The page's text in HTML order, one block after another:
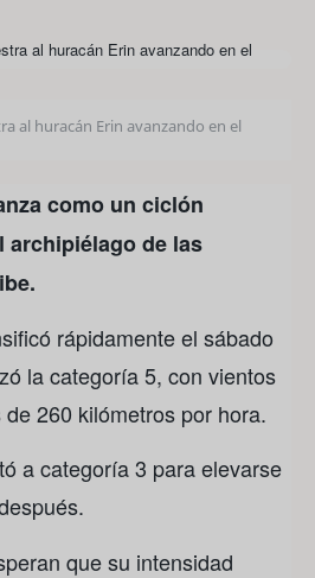
al huracán Erin avanzando en el
como un ciclón
archipiélago de las
rápidamente el sábado
la categoría 5, con vientos
260 kilómetros por hora.
a categoría 3 para elevarse
que su intensidad